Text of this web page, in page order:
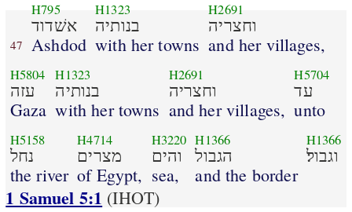
47
H795
אשׁדוד
Ashdod
H1323
בנותיה
with her towns
H2691
וחצריה
and her villages,
H5804
עזה
Gaza
H1323
בנותיה
with her towns
H2691
וחצריה
and her villages,
H5704
עד
unto
H5158
נחל
the river
H4714
מצרים
of Egypt,
H3220
והים
sea,
H1366
הגבול
and the border
H1366
וגבול׃
1 Samuel 5:1 (IHOT)